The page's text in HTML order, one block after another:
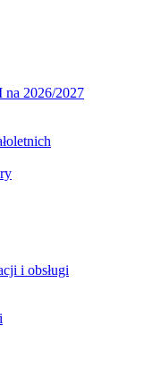
na 2026/2027
i obsługi